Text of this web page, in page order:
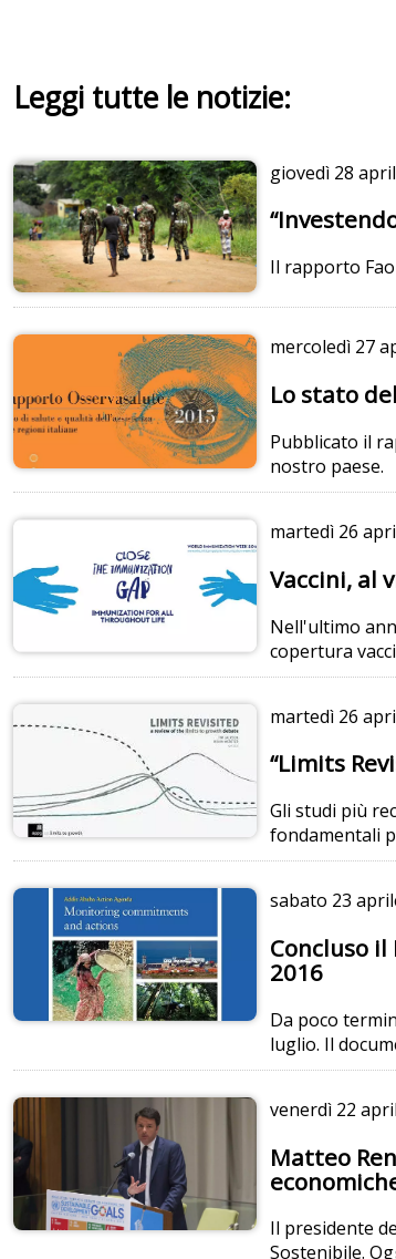
Leggi tutte le notizie:
giovedì 28
Il rapporto
mercoledì 27
Lo stato
Pubblicato il
nostro paese.
martedì 26
Vaccini, al
Nell'ultimo
copertura
martedì 26
“Limits
Gli studi più
fondamentali
sabato 23
Concluso il
2016
Da poco
luglio. Il
venerdì 22
Matteo
Il presidente
Sostenibile.